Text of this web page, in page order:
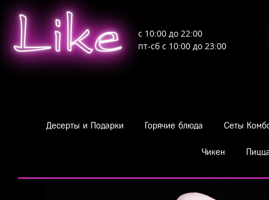
с 10:00 до 22:00
пт-сб с 10:00 до 23:00
Десерты и Подарки Горячие блюда Сеты
Чикен
Клубника